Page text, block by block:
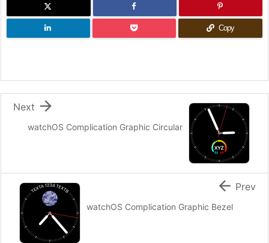
Copy
watchOS Complication Graphic Circular

Next
watchOS Complication Graphic Bezel
 Prev